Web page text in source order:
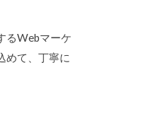
るWebマーケ
めて、丁寧に